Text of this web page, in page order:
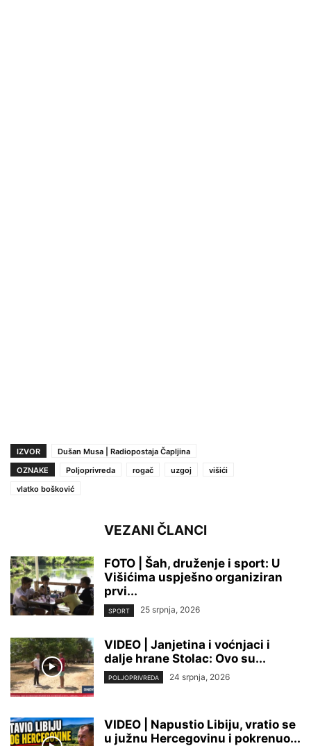
IZVOR
Dušan Musa | Radiopostaja Čapljina
OZNAKE
Poljoprivreda rogač uzgoj
višići
vlatko bošković
VEZANI ČLANCI
FOTO | Šah, druženje i sport: U
Višićima uspješno organiziran
prvi...
SPORT 25 srpnja, 2026
VIDEO | Janjetina i voćnjaci i
dalje hrane Stolac: Ovo su...
POLJOPRIVREDA 24 srpnja, 2026
VIDEO | Napustio Libiju, vratio se
u južnu Hercegovinu i pokrenuo...